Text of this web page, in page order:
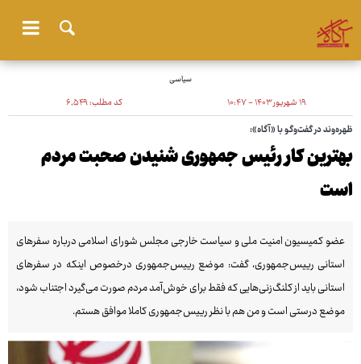
سیاسی
۱۹ شهریور ۱۴۰۳ - ۱۰:۴۷ کد مطلب:۶٬۵۴۹
ظهره‌وند در گفت‌وگو با «آگاه»:
بهترین کار رئیس جمهوری شنیدن صحبت مردم
است
عضو کمیسیون امنیت ملی و سیاست خارجی مجلس شورای اسلامی درباره سفرهای
استانی رییس‌جمهوری، گفت: موضع رییس‌جمهوری درخصوص اینکه در سفرهای
استانی باید از کلنگ‌زنی‌هایی که فقط برای خوش‌آمد مردم صورت می‌گیرد اجتناب شود،
موضع درستی است و من هم با نظر رییس‌جمهوری کاملا موافق هستم.